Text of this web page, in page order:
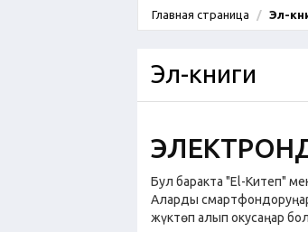
Главная страница Эл-
Эл-книги
Бул баракта "El-Китеп"
Аларды
жүктөп алып окусаңар бол